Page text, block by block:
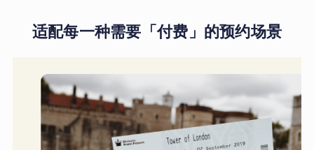
适配每一种需要「付费」的预约场景